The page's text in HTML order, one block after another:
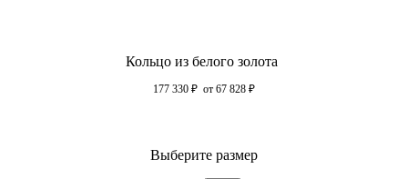
Кольцо из белого золота
177 330 ₽ от 67 828 ₽
Выберите размер